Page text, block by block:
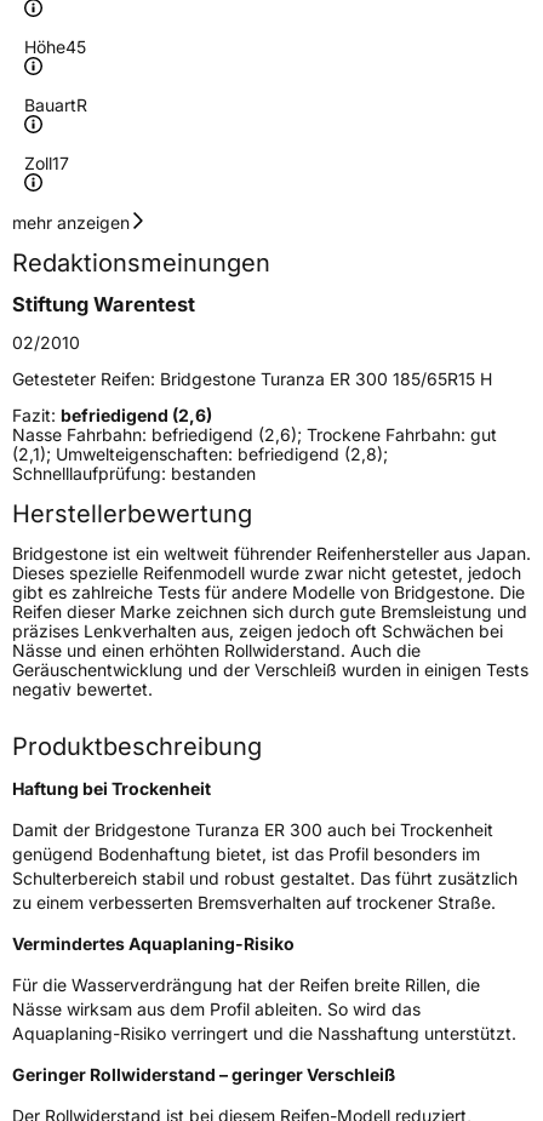
Höhe45
BauartR
Zoll17
Geschwindigkeitsindex
Höchstgeschwindigkeit
270 km/h
Lastindex95
Höchstlast690 kg
Gewicht (in kg)11,883 kg
Generelle Merkmale
FahrzeugtypPKW
Verwendung Sommerreifen
ModellnameTuranza ER 300
Fahrzeugart PKW & SUV
Weitere Eigenschaften
SchlauchtypTL
ZustandNeureifen
FelgenschutzMFS
Empfohlen für MercedesMO
EffizienzD
NasshaftungB
mehr anzeigen
Redaktionsmeinungen
Stiftung Warentest
02/2010
Getesteter Reifen: Bridgestone Turanza ER 300 185/65R15 H
Fazit: befriedigend (2,6)
Nasse Fahrbahn: befriedigend (2,6); Trockene Fahrbahn: gut
(2,1); Umwelteigenschaften: befriedigend (2,8);
Schnelllaufprüfung: bestanden
Herstellerbewertung
Bridgestone ist ein weltweit führender Reifenhersteller aus Japan.
Dieses spezielle Reifenmodell wurde zwar nicht getestet, jedoch
gibt es zahlreiche Tests für andere Modelle von Bridgestone. Die
Reifen dieser Marke zeichnen sich durch gute Bremsleistung und
präzises Lenkverhalten aus, zeigen jedoch oft Schwächen bei
Nässe und einen erhöhten Rollwiderstand. Auch die
Geräuschentwicklung und der Verschleiß wurden in einigen Tests
negativ bewertet.
Produktbeschreibung
Haftung bei Trockenheit
Damit der Bridgestone Turanza ER 300 auch bei Trockenheit
genügend Bodenhaftung bietet, ist das Profil besonders im
Schulterbereich stabil und robust gestaltet. Das führt zusätzlich
zu einem verbesserten Bremsverhalten auf trockener Straße.
Vermindertes Aquaplaning-Risiko
Für die Wasserverdrängung hat der Reifen breite Rillen, die
Nässe wirksam aus dem Profil ableiten. So wird das
Aquaplaning-Risiko verringert und die Nasshaftung unterstützt.
Geringer Rollwiderstand – geringer Verschleiß
Der Rollwiderstand ist bei diesem Reifen-Modell reduziert,